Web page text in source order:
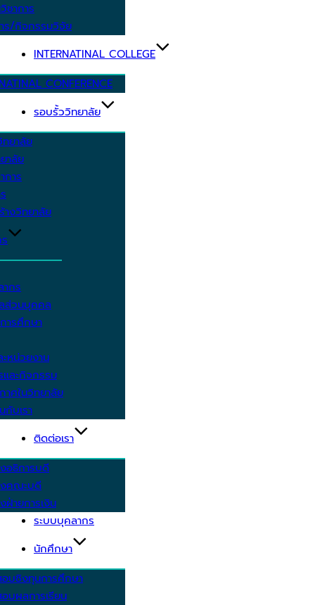
ชาการ
ร/กิจกรรมวิจัย
INTERNATINAL COLLEGE
CONFERENCE
รอบรั้ววิทยาลัย
ทยาลัย
าลัย
การ
างวิทยาลัย
กร
ส่วนบุคคล
ารศึกษา
หน่วยงาน
และกิจกรรม
าศในวิทยาลัย
กับเรา
ติดต่อเรา
อธิการบดี
คณะบดี
ฝ่ายการเงิน
ระบบบุคลากร
นักศึกษา
บชิงทุนการศึกษา
บผลการเรียน